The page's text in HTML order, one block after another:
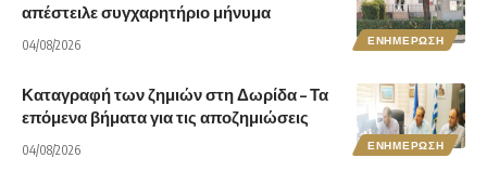
ΕΝΗΜΕΡΩΣΗ
απέστειλε συγχαρητήριο μήνυμα
04/08/2026
ΕΝΗΜΕΡΩΣΗ
Καταγραφή των ζημιών στη Δωρίδα – Τα
επόμενα βήματα για τις αποζημιώσεις
04/08/2026